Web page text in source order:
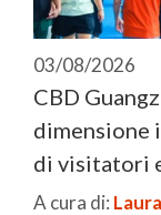
03/08/2026
CBD
dimensione
di visitatori
A cura di: